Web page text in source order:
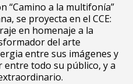
“Camino a la multifonía”
se proyecta en el CCE:
en homenaje a la
del arte
entre sus imágenes y
entre todo su público, y a